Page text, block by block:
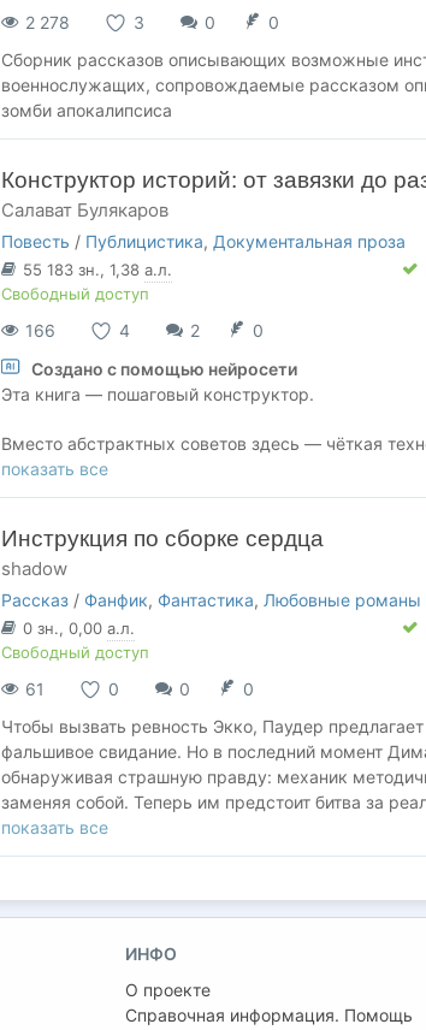
2 278 3 0
0
Сборник рассказов описывающих возможные
военнослужащих, сопровождаемые рассказом
зомби апокалипсиса
Конструктор историй: от завязки до
Салават Булякаров
Повесть / Публицистика, Документальная проза
55 183 зн., 1,38 а.л.
Свободный доступ
166 4 2
0
Создано с помощью нейросети
Эта книга — пошаговый конструктор.
Вместо абстрактных советов здесь — чёткая
развитие, найти кульминацию и завершить текст
Каждый этап разобран на формулы, таблицы и
Внутри — три полных варианта текста на тему
развязки), разбор сквозных сюжетов («Вечер у
тема) и глава о ретроспективе для тех, кто хочет
Книга будет полезна и школьнику, готовящемуся
из муки в осознанный, технологичный процесс.
P.S. Я более 20 лет проработал аналитиком
— таблицы, формулы и чёткие алгоритмы,
профдеформация.
показать все
Инструкция по сборке сердца
shadow
Рассказ / Фанфик, Фантастика, Любовные романы
0 зн., 0,00 а.л.
Свободный доступ
61 0 0
0
Чтобы вызвать ревность Экко, Паудер
фальшивое свидание. Но в последний момент
обнаруживая страшную правду: механик
заменяя собой. Теперь им предстоит битва за
гаечным ключом.
показать все
ИНФО
О проекте
Справочная информация. Помощь